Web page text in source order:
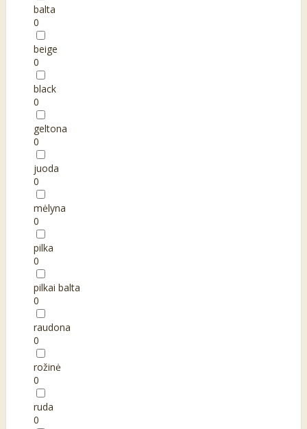
balta
0
beige
0
black
0
geltona
0
juoda
0
mėlyna
0
pilka
0
pilkai balta
0
raudona
0
rožinė
0
ruda
0